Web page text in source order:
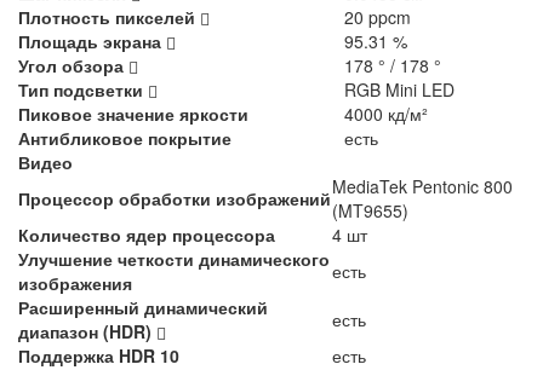
Плотность пикселей
20 ppcm
Площадь экрана
95.31 %
Угол обзора
178 ° / 178 °
Тип подсветки
RGB Mini LED
Пиковое значение яркости
4000 кд/м²
Антибликовое покрытие
есть
Видео
Процессор обработки изображенийMediaTek Pentonic 800
(MT9655)
Количество ядер процессора
4 шт
Улучшение четкости динамического
изображения
есть
Расширенный динамический
диапазон (HDR)
есть
Поддержка HDR 10
есть